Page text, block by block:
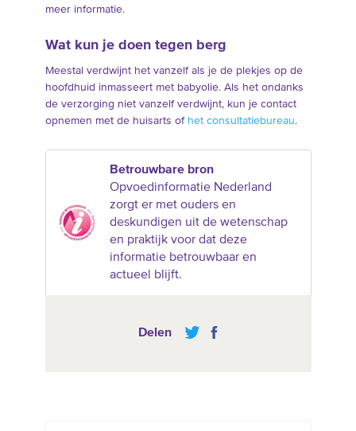
meer informatie.
Wat kun je doen tegen berg
Meestal verdwijnt het vanzelf als je de plekjes op de
hoofdhuid inmasseert met babyolie. Als het ondanks
de verzorging niet vanzelf verdwijnt, kun je contact
opnemen met de huisarts of het consultatiebureau.
Betrouwbare bron
Opvoedinformatie Nederland
zorgt er met ouders en
deskundigen uit de wetenschap
en praktijk voor dat deze
informatie betrouwbaar en
actueel blijft.
Delen